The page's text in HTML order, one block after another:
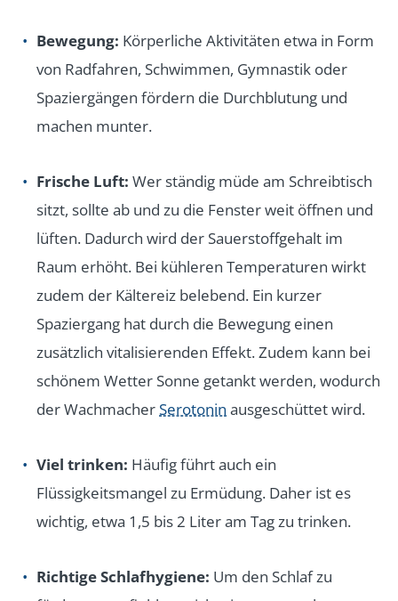
Bewegung: Körperliche Aktivitäten etwa in Form
von Radfahren, Schwimmen, Gymnastik oder
Spaziergängen fördern die Durchblutung und
machen munter.
Frische Luft: Wer ständig müde am Schreibtisch
sitzt, sollte ab und zu die Fenster weit öffnen und
lüften. Dadurch wird der Sauerstoffgehalt im
Raum erhöht. Bei kühleren Temperaturen wirkt
zudem der Kältereiz belebend. Ein kurzer
Spaziergang hat durch die Bewegung einen
zusätzlich vitalisierenden Effekt. Zudem kann bei
schönem Wetter Sonne getankt werden, wodurch
der WachmacherSerotonin ausgeschüttet wird.
Viel trinken: Häufig führt auch ein
Flüssigkeitsmangel zu Ermüdung. Daher ist es
wichtig, etwa 1,5 bis 2 Liter am Tag zu trinken.
Richtige Schlafhygiene: Um den Schlaf zu